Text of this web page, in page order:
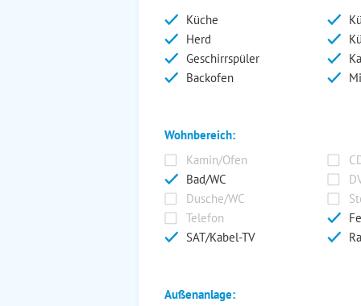
Küche
Herd
Geschirrspüler
Backofen
Wohnbereich:
Kamin/Ofen
Bad/WC
Dusche/WC
Telefon
SAT/Kabel-TV
Außenanlage: